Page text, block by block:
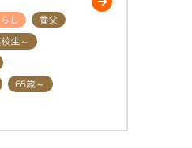
し
養父
生～
65歳～